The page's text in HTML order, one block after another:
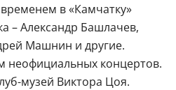
в «Камчатку»
– Александр Башлачев,
Машнин и другие.
неофициальных концертов.
музей Виктора Цоя.